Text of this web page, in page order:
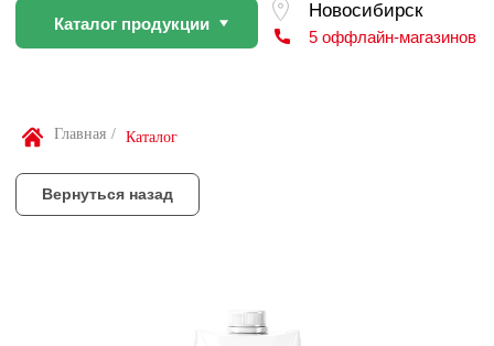
По Вашей просьбе покупку
профессиональном слайсере
Главная / Каталог